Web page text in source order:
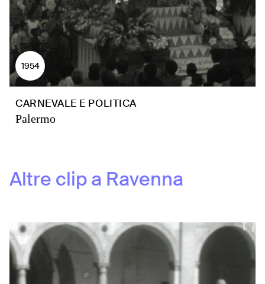
1954
CARNEVALE E POLITICA
Palermo
Altre clip a Ravenna